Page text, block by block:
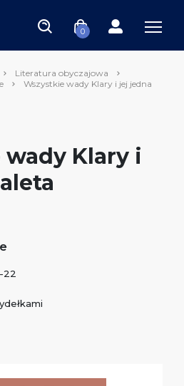
0
Literatura obyczajowa
Wszystkie wady Klary i jej jedna
Klary i
22